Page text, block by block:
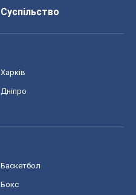
Суспільство
Харків
Дніпро
Баскетбол
Бокс